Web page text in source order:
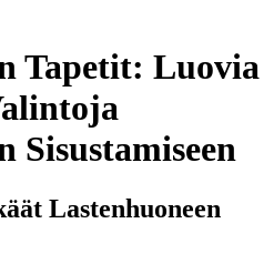
Tapetit: Luovia
Sisustamiseen
Lastenhuoneen